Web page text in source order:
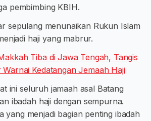
pembimbing KBIH.
sepulang menunaikan Rukun Islam
haji yang mabrur.
Tiba di Jawa Tengah, Tangis
Kedatangan Jemaah Haji
ini seluruh jamaah asal Batang
ibadah haji dengan sempurna.
yang menjadi bagian penting ibadah